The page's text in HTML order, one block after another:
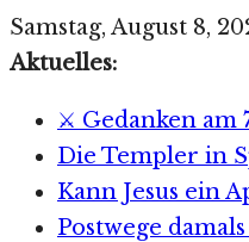
Zum
Inhalt
Samstag, August 8,
Aktuelles:
⚔️ Gedanken am
Die Templer in
Kann Jesus ein
Postwege